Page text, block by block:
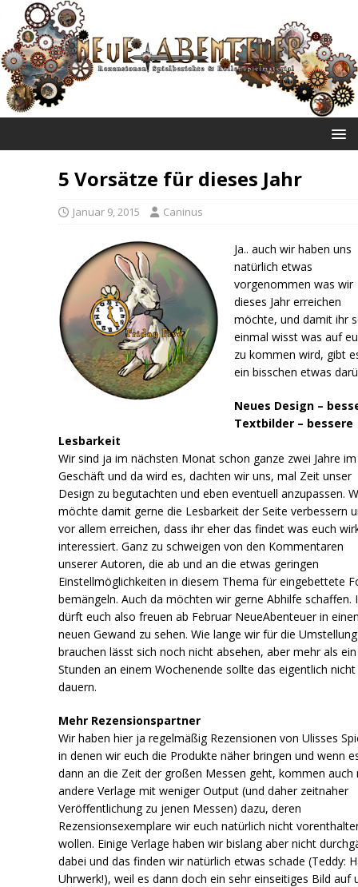
5 Vorsätze für dieses Jahr
Januar 9, 2015 Caninus
Ja.. auch wir haben uns
natürlich etwas
vorgenommen was wir
dieses Jahr erreichen
möchte, und damit ihr
einmal wisst was auf
zu kommen wird, gibt
ein bisschen etwas
Neues Design –
Textbilder – bessere
Lesbarkeit
Wir sind ja im nächsten Monat schon ganze zwei Jahre im
Geschäft und da wird es, dachten wir uns, mal Zeit unser
Design zu begutachten und eben eventuell anzupassen.
möchte damit gerne die Lesbarkeit der Seite verbessern
vor allem erreichen, dass ihr eher das findet was euch
interessiert. Ganz zu schweigen von den Kommentaren
unserer Autoren, die ab und an die etwas geringen
Einstellmöglichkeiten in diesem Thema für eingebettete
bemängeln. Auch da möchten wir gerne Abhilfe schaffen.
dürft euch also freuen ab Februar NeueAbenteuer in
neuen Gewand zu sehen. Wie lange wir für die Umstellung
brauchen lässt sich noch nicht absehen, aber mehr als
Stunden an einem Wochenende sollte das eigentlich nicht
dauern.
Mehr Rezensionspartner
Wir haben hier ja regelmäßig Rezensionen von Ulisses
in denen wir euch die Produkte näher bringen und wenn
dann an die Zeit der großen Messen geht, kommen auch
andere Verlage mit weniger Output (und daher zeitnaher
Veröffentlichung zu jenen Messen) dazu, deren
Rezensionsexemplare wir euch natürlich nicht
wollen. Einige Verlage haben wir bislang aber nicht
dabei und das finden wir natürlich etwas schade (Teddy:
Uhrwerk!), weil es dann doch ein sehr einseitiges Bild auf